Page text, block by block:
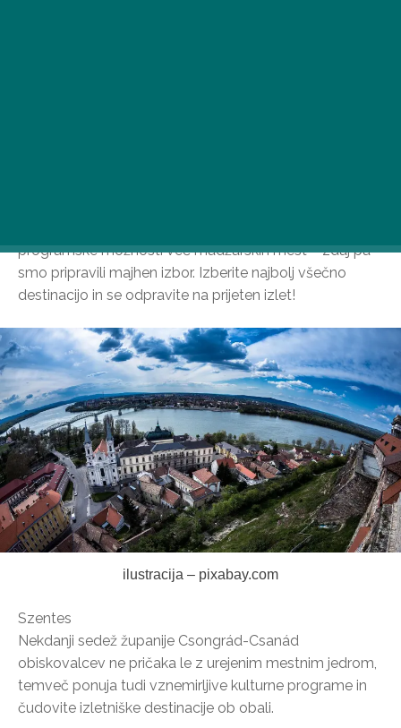
programske možnosti več madžarskih mest – zdaj pa
smo pripravili majhen izbor. Izberite najbolj všečno
destinacijo in se odpravite na prijeten izlet!
ilustracija – pixabay.com
Szentes
Nekdanji sedež županije Csongrád-Csanád
obiskovalcev ne pričaka le z urejenim mestnim jedrom,
temveč ponuja tudi vznemirljive kulturne programe in
čudovite izletniške destinacije ob obali.